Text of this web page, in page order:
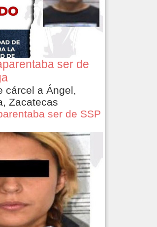
ser de
cárcel a Ángel,
Zacatecas
ser de SSP